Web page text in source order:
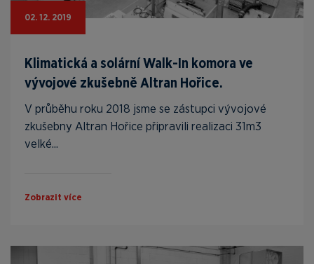
02. 12. 2019
Klimatická a solární Walk-In komora ve
vývojové zkušebně Altran Hořice.
V průběhu roku 2018 jsme se zástupci vývojové
zkušebny Altran Hořice připravili realizaci 31m3
velké...
Zobrazit více